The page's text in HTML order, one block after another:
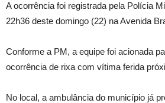
A ocorrência foi registrada pela Polícia
22h36 deste domingo (22) na Avenida
Conforme a PM, a equipe foi acionada
ocorrência de rixa com vítima ferida
No local, a ambulância do município já